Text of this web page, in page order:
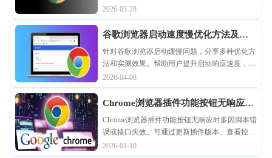
弹窗、网页横幅及追踪脚本进行深度实测，筛选
出兼顾拦截率与运行速度的优质插件，为您营造
清爽且快速的上网环境。
2026-03-28
谷歌浏览器启动速度慢优化方法及实
测
针对谷歌浏览器启动缓慢问题，分享多种优化方
法和实测效果。帮助用户提升启动响应速度，优
化浏览器性能，带来更加快速流畅的使用体验。
2026-04-08
Chrome浏览器插件功能按钮无响应页
面无变化的修复方案
Chrome浏览器插件功能按钮无响应时多因脚本错
误或接口失效。可通过更新插件版本、查看控制
台日志或清除浏览器缓存方式快速恢复功能。
2026-01-10